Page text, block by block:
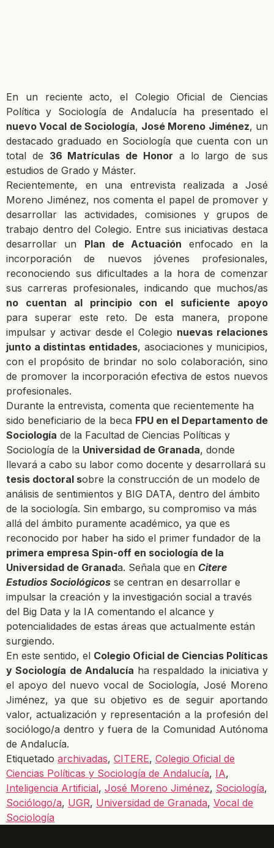
En un reciente acto, el Colegio Oficial de Ciencias
Política y Sociología de Andalucía ha presentado el
nuevo Vocal de Sociología, José Moreno Jiménez, un
destacado graduado en Sociología que cuenta con un
total de 36 Matrículas de Honor a lo largo de sus
estudios de Grado y Máster.
Recientemente, en una entrevista realizada a José
Moreno Jiménez, nos comenta el papel de promover y
desarrollar las actividades, comisiones y grupos de
trabajo dentro del Colegio. Entre sus iniciativas destaca
desarrollar un Plan de Actuación enfocado en la
incorporación de nuevos jóvenes profesionales,
reconociendo sus dificultades a la hora de comenzar
sus carreras profesionales, indicando que muchos/as
no cuentan al principio con el suficiente apoyo
parasuperar este reto. De esta manera, propone
impulsar y activar desde el Colegio nuevas relaciones
junto a distintas entidades, asociaciones y municipios,
con el propósito de brindar no solo colaboración, sino
de promover la incorporación efectiva de estos nuevos
profesionales.
Durante la entrevista, comenta que recientemente ha
sido beneficiario de la beca FPU en el Departamento de
Sociología de la Facultad de Ciencias Políticas y
Sociología de la Universidad de Granada, donde
llevará a cabo su labor como docente y desarrollará su
tesis doctoral sobre la construcción de un modelo de
análisis de sentimientos y BIG DATA, dentro del ámbito
de la sociología. Sin embargo, su compromiso va más
allá del ámbito puramente académico, ya que es
reconocido por haber ha sido el primer fundador de la
primera empresa Spin-off en sociología de la
Universidad de Granada. Señala que en Citere
Estudios Sociológicos se centran en desarrollar e
impulsar la creación y la investigación social a través
del Big Data y la IA comentando el alcance y
potencialidades de estas áreas que actualmente están
surgiendo.
En este sentido, el Colegio Oficial de Ciencias Políticas
y Sociología de Andalucía ha respaldado la iniciativa y
el apoyo del nuevo vocal de Sociología, José Moreno
Jiménez, ya que su objetivo es de seguir aportando
valor, actualización y representación a la profesión del
sociólogo/a dentro y fuera de la Comunidad Autónoma
de Andalucía.
Etiquetado archivadas, CITERE, Colegio Oficial de
Ciencias Políticas y Sociología de Andalucía, IA,
Inteligencia Artificial, José Moreno Jiménez, Sociología,
Sociólogo/a, UGR, Universidad de Granada, Vocal de
Sociología